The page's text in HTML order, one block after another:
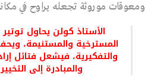
ومعوقات موروثة تجعله يراوح في
الأستاذ كولن يحاول
المسترخية والمستنيمة،
والتفكيرية، فيشعل فتائل
والمبادرة إلى